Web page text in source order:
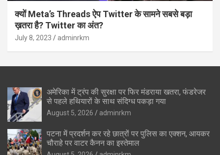
क्यों Meta’s Threads ऐप Twitter के सामने सबसे बड़ा
ख़तरा है? Twitter का अंत?
July 8, 2023 adminrkm
अमेरिका में ट्रंप की सुरक्षा पर फिर मंडराया खतरा, फंडरेजर
से पहले हथियारों के साथ संदिग्ध पकड़ा गया
August 5, 2026 adminrkm
पटना में प्रदर्शन कर रहे छात्रों पर पुलिस का एक्शन, आयकर
चौराहे पर वाटर कैनन का इस्तेमाल